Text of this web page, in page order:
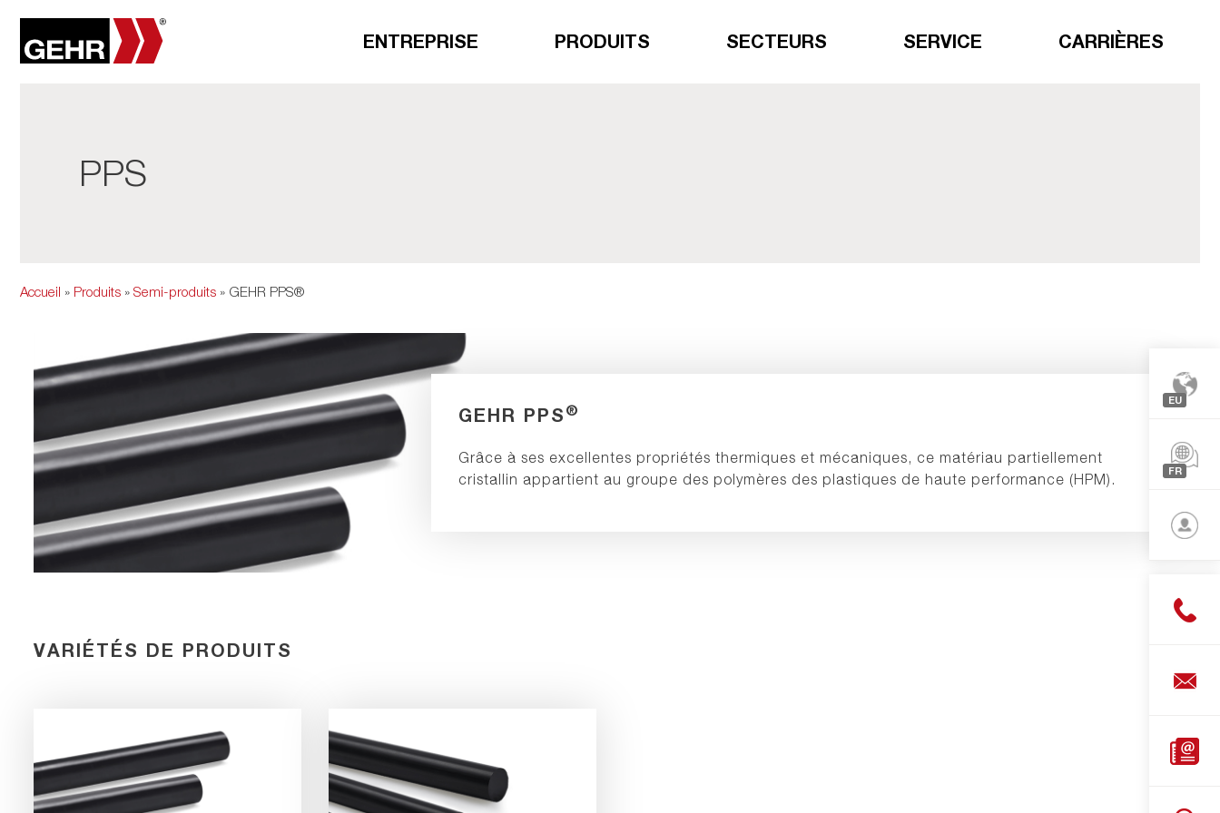
ENTREPRISE PRODUITS SECTEURS SERVICE CARRIÈRES
EU
Nord-
Asie
FR
English
plaques
Shop
PPS
Accueil » Produits » Semi-produits » GEHR PPS®
GEHR PPS ®
Grâce à ses excellentes propriétés thermiques et mécaniques, ce matériau partiellement
cristallin appartient au groupe des polymères des plastiques de haute performance (HPM).
VARIÉTÉS DE PRODUITS